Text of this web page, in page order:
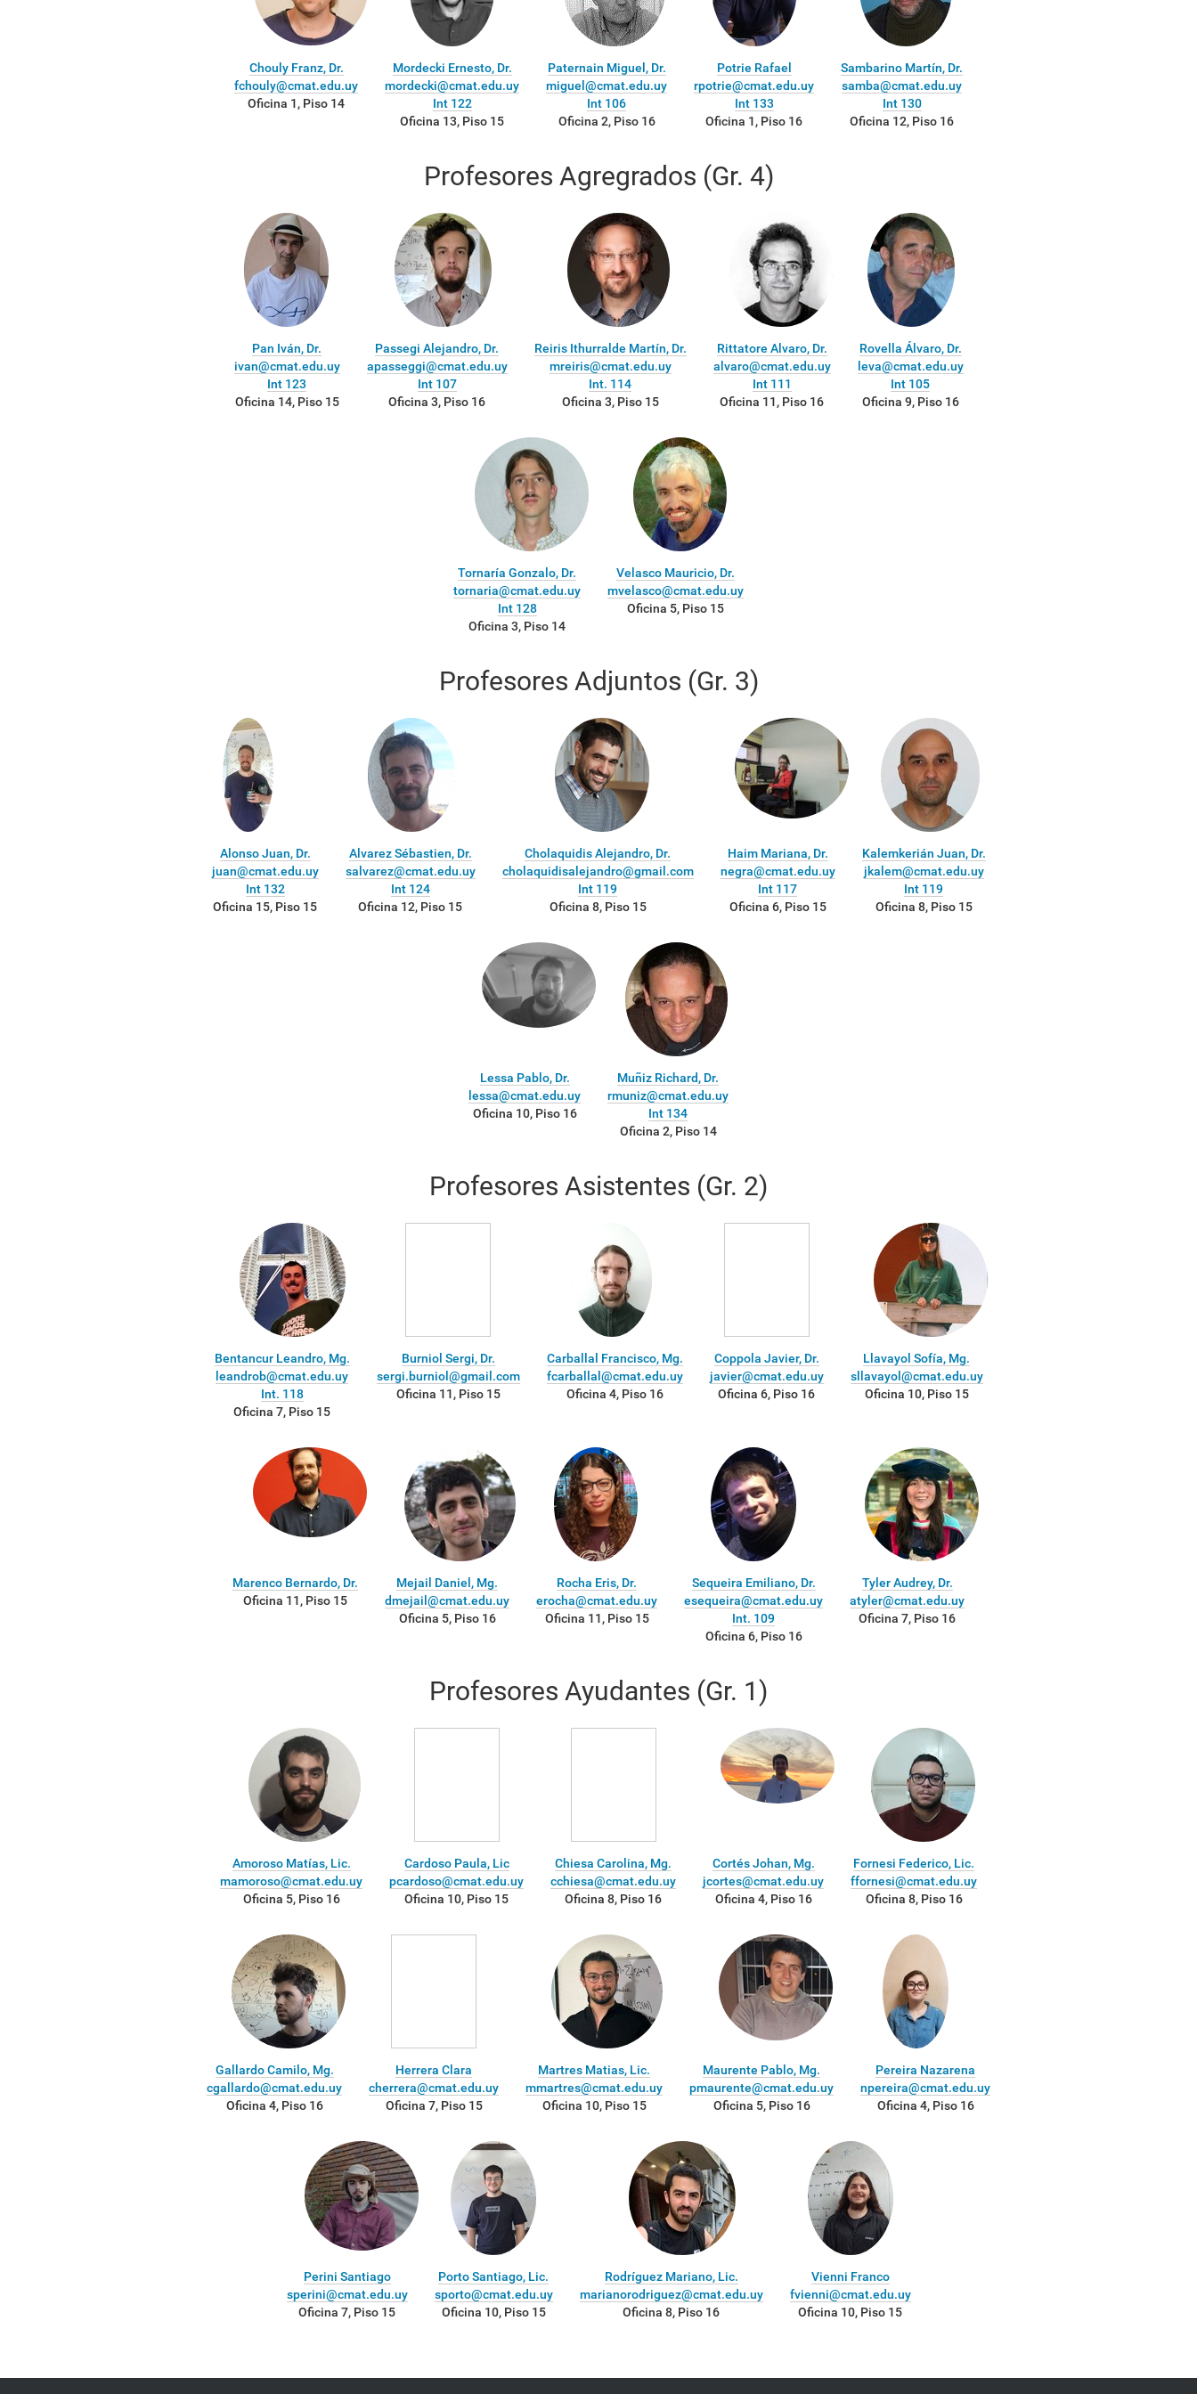
Chouly Franz, Dr.
fchouly@cmat.edu.uy
Oficina 1, Piso 14
Mordecki Ernesto, Dr.
mordecki@cmat.edu.uy
Int 122
Oficina 13, Piso 15
Paternain Miguel, Dr.
miguel@cmat.edu.uy
Int 106
Oficina 2, Piso 16
Potrie Rafael
rpotrie@cmat.edu.uy
Int 133
Oficina 1, Piso 16
Sambarino Martín, Dr.
samba@cmat.edu.uy
Int 130
Oficina 12, Piso 16
Profesores Agregrados (Gr. 4)
Pan Iván, Dr.
ivan@cmat.edu.uy
Int 123
Oficina 14, Piso 15
Passegi Alejandro, Dr.
apasseggi@cmat.edu.uy
Int 107
Oficina 3, Piso 16
Reiris Ithurralde Martín, Dr.
mreiris@cmat.edu.uy
Int. 114
Oficina 3, Piso 15
Rittatore Alvaro, Dr.
alvaro@cmat.edu.uy
Int 111
Oficina 11, Piso 16
Rovella Álvaro, Dr.
leva@cmat.edu.uy
Int 105
Oficina 9, Piso 16
Tornaría Gonzalo, Dr.
tornaria@cmat.edu.uy
Int 128
Oficina 3, Piso 14
Velasco Mauricio, Dr.
mvelasco@cmat.edu.uy
Oficina 5, Piso 15
Profesores Adjuntos (Gr. 3)
Alonso Juan, Dr.
juan@cmat.edu.uy
Int 132
Oficina 15, Piso 15
Alvarez Sébastien, Dr.
salvarez@cmat.edu.uy
Int 124
Oficina 12, Piso 15
Cholaquidis Alejandro, Dr.
cholaquidisalejandro@gmail.com
Int 119
Oficina 8, Piso 15
Haim Mariana, Dr.
negra@cmat.edu.uy
Int 117
Oficina 6, Piso 15
Kalemkerián Juan, Dr.
jkalem@cmat.edu.uy
Int 119
Oficina 8, Piso 15
Lessa Pablo, Dr.
lessa@cmat.edu.uy
Oficina 10, Piso 16
Muñiz Richard, Dr.
rmuniz@cmat.edu.uy
Int 134
Oficina 2, Piso 14
Profesores Asistentes (Gr. 2)
Bentancur Leandro, Mg.
leandrob@cmat.edu.uy
Int. 118
Oficina 7, Piso 15
Burniol Sergi, Dr.
sergi.burniol@gmail.com
Oficina 11, Piso 15
Carballal Francisco, Mg.
fcarballal@cmat.edu.uy
Oficina 4, Piso 16
Coppola Javier, Dr.
javier@cmat.edu.uy
Oficina 6, Piso 16
Llavayol Sofía, Mg.
sllavayol@cmat.edu.uy
Oficina 10, Piso 15
Marenco Bernardo, Dr.
Oficina 11, Piso 15
Mejail Daniel, Mg.
dmejail@cmat.edu.uy
Oficina 5, Piso 16
Rocha Eris, Dr.
erocha@cmat.edu.uy
Oficina 11, Piso 15
Sequeira Emiliano, Dr.
esequeira@cmat.edu.uy
Int. 109
Oficina 6, Piso 16
Tyler Audrey, Dr.
atyler@cmat.edu.uy
Oficina 7, Piso 16
Profesores Ayudantes (Gr. 1)
Amoroso Matías, Lic.
mamoroso@cmat.edu.uy
Oficina 5, Piso 16
Cardoso Paula, Lic
pcardoso@cmat.edu.uy
Oficina 10, Piso 15
Chiesa Carolina, Mg.
cchiesa@cmat.edu.uy
Oficina 8, Piso 16
Cortés Johan, Mg.
jcortes@cmat.edu.uy
Oficina 4, Piso 16
Fornesi Federico, Lic.
ffornesi@cmat.edu.uy
Oficina 8, Piso 16
Gallardo Camilo, Mg.
cgallardo@cmat.edu.uy
Oficina 4, Piso 16
Herrera Clara
cherrera@cmat.edu.uy
Oficina 7, Piso 15
Martres Matias, Lic.
mmartres@cmat.edu.uy
Oficina 10, Piso 15
Maurente Pablo, Mg.
pmaurente@cmat.edu.uy
Oficina 5, Piso 16
Pereira Nazarena
npereira@cmat.edu.uy
Oficina 4, Piso 16
Perini Santiago
sperini@cmat.edu.uy
Oficina 7, Piso 15
Porto Santiago, Lic.
sporto@cmat.edu.uy
Oficina 10, Piso 15
Rodríguez Mariano, Lic.
marianorodriguez@cmat.edu.uy
Oficina 8, Piso 16
Vienni Franco
fvienni@cmat.edu.uy
Oficina 10, Piso 15